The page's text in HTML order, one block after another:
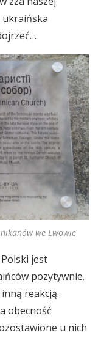
ukraińska
we Lwowie
jest
pozytywnie.
reakcją.
obecność
u nich